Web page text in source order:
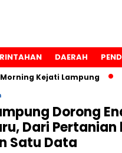
DAERAH
Kejati Lampung
Dorong
Dari
Satu Data